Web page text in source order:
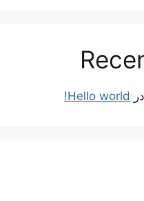
در Hello world!